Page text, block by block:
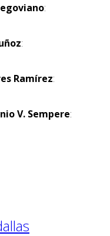
:
:
Ramírez:
V. Sempere: